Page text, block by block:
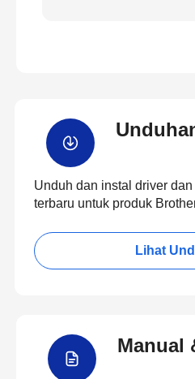
Unduh dan instal driver
terbaru untuk produk
Lihat
Manual